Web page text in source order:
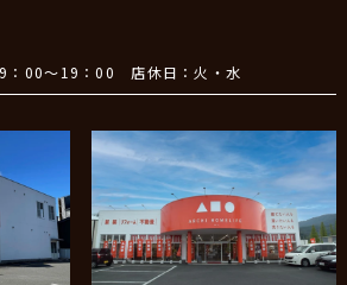
：00～19：00 店休日：火・水